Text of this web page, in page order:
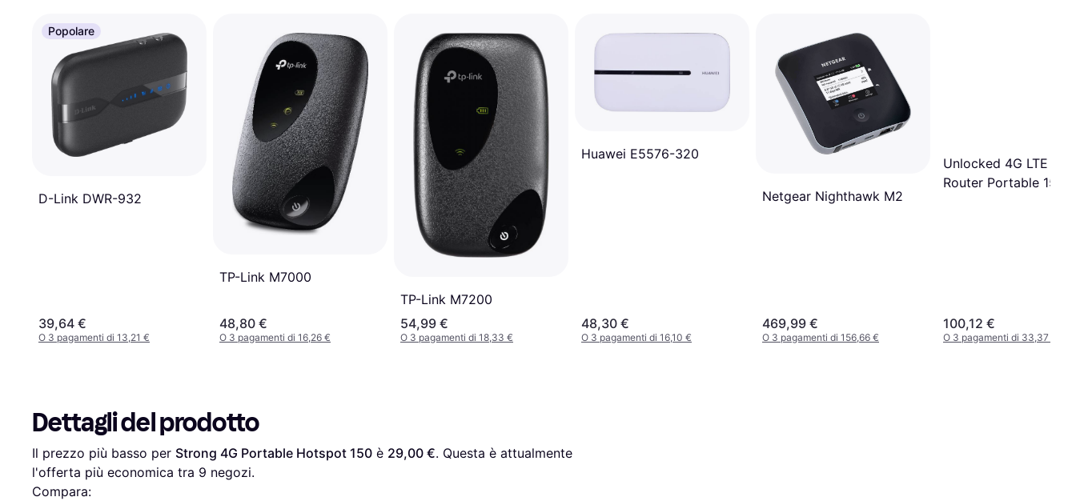
Popolare
D-Link DWR-932
39,64 €
O 3 pagamenti di 13,21 €
TP-Link M7000
48,80 €
O 3 pagamenti di 16,26 €
TP-Link M7200
54,99 €
O 3 pagamenti di 18,33 €
Huawei E5576-320
48,30 €
O 3 pagamenti di 16,10 €
Netgear Nighthawk M2
469,99 €
O 3 pagamenti di 156,66 €
Unlocked 4G LTE
Router Portable
100,12 €
O 3 pagamenti di 33,37 €
Dettagli del prodotto
Il prezzo più basso per Strong 4G Portable Hotspot 150 è 29,00 €. Questa è attualmente
l'offerta più economica tra 9 negozi.
Compara: